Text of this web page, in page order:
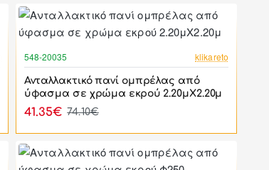
548-20035 klikareto
Ανταλλακτικό πανί ομπρέλας από
ύφασμα σε χρώμα εκρού 2.20μΧ2.20μ
41.35€ 74.10€